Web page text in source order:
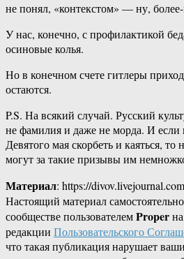
не понял, «контекстом» — ну,
У нас, конечно, с профилактикой
осиновые колья.
Но в конечном счете гитлеры
остаются.
P.S. На всякий случай. Русский
не фамилия и даже не морда. И
Девятого мая скорбеть и каяться,
могут за такие призывы им
Материал: https://
Настоящий материал
сообществе пользователемProper
редакции Пользовательского
что такая публикация нарушает